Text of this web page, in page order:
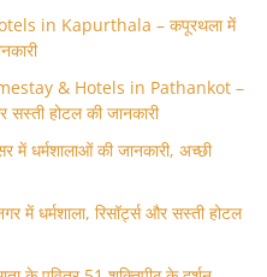
in Kapurthala – कपूरथला में
& Hotels in Pathankot –
सस्ती होटल की जानकारी
की जानकारी, अच्छी
धर्मशाला, रिसॉर्ट्स और सस्ती होटल